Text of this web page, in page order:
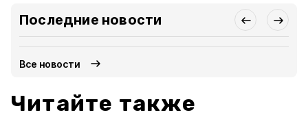
Последние новости
Все новости
Читайте также